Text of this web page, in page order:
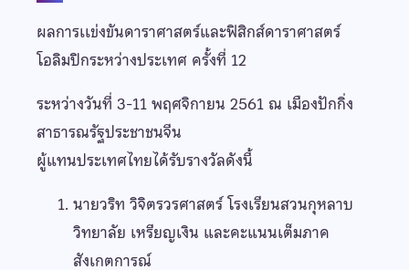
ผลการเเข่งขันดาราศาสตร์และฟิสิกส์ดาราศาสตร์
โอลิมปิกระหว่างประเทศ ครั้งที่ 12
ระหว่างวันที่ 3-11 พฤศจิกายน 2561 ณ เมืองปักกิ่ง
สาธารณรัฐประชาชนจีน
ผู้แทนประเทศไทยได้รับรางวัลดังนี้
นายวริท วิจิตรวรศาสตร์ โรงเรียนสวนกุหลาบ
วิทยาลัย เหรียญเงิน และคะแนนเต็มภาค
สังเกตการณ์